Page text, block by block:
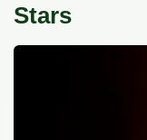
Stars